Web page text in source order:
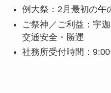
例大祭：2月最初の午
ご祭神／ご利益：宇
交通安全・勝運
社務所受付時間：9:00